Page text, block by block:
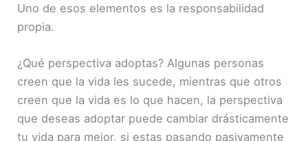
Uno de esos elementos es la responsabilidad
propia.
¿Qué perspectiva adoptas? Algunas personas
creen que la vida les sucede, mientras que otros
creen que la vida es lo que hacen, la perspectiva
que deseas adoptar puede cambiar drásticamente
tu vida para mejor, si estas pasando pasivamente